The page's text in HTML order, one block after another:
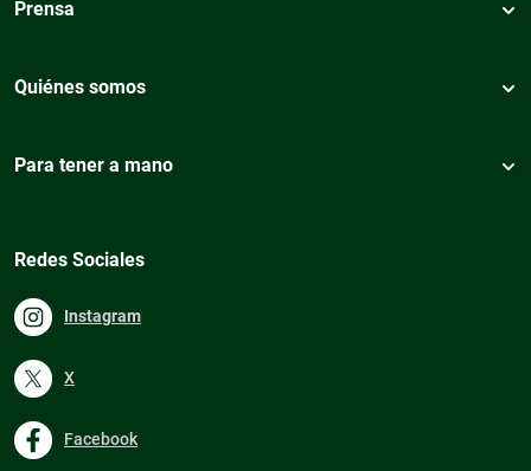
Prensa
Quiénes somos
Para tener a mano
Redes Sociales
Instagram
X
Facebook